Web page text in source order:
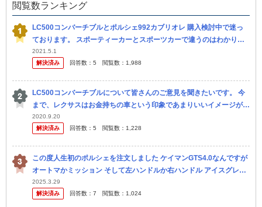
閲覧数ランキング
LC500コンバーチブルとポルシェ992カブリオレ 購入検討中で迷っ
ております。 スポーティーカーとスポーツカーで違うのはわかりま
す。 992カレラ4は試乗しましたが、非常に良い車でした。 しか...
2021.5.1
解決済み
回答数： 5 閲覧数： 1,988
LC500コンバーチブルについて皆さんのご意見を聞きたいです。 今
まで、レクサスはお金持ちの車という印象であまりいいイメージがあ
りませんでしたが、この間LC500に出会い一気にイメージが変わり
ま...
2020.9.20
解決済み
回答数： 5 閲覧数： 1,228
この度人生初のポルシェを注文しました ケイマンGTS4.0なんですが
オートマかミッション そして左ハンドルか右ハンドル アイスグレー
かクレヨンか白 上記で悩んでます 50歳経営者で通勤にもたま...
2025.3.29
解決済み
回答数： 7 閲覧数： 1,024